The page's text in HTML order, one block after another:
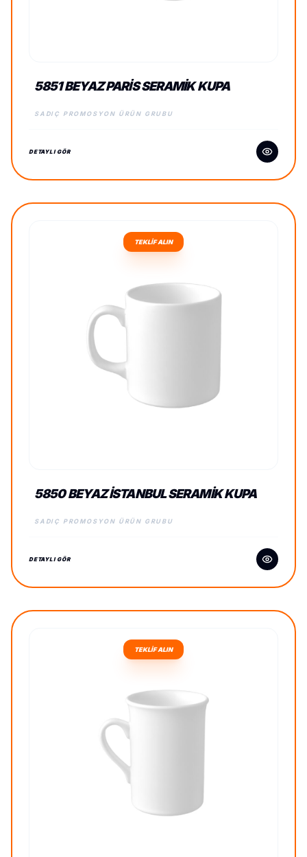
5851 BEYAZ PARIS SERAMIK KUPA
SADIÇ PROMOSYON ÜRÜN GRUBU
DETAYLI GÖR
TEKLİF ALIN
5850 BEYAZ İSTANBUL SERAMIK KUPA
SADIÇ PROMOSYON ÜRÜN GRUBU
DETAYLI GÖR
TEKLİF ALIN